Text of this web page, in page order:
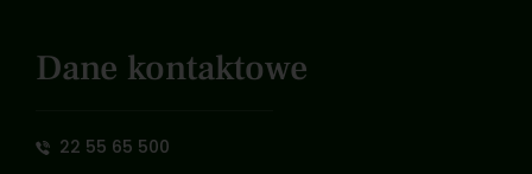
Dane kontaktowe
22 55 65 500